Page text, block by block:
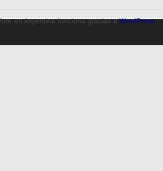
en Argentina funciona gracias aWordPress